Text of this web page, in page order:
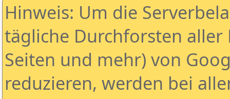
Hinweis: Um die
tägliche Durchforsten aller
Seiten und mehr) von
reduzieren, werden bei